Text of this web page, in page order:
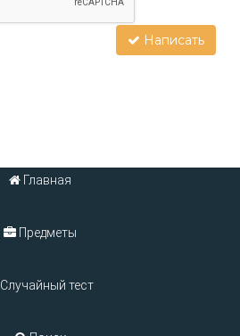
Написать
Главная
Предметы
Случайный тест